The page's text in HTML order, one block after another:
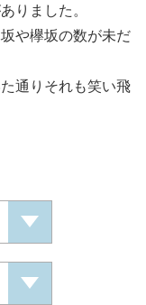
りました。
や欅坂の数が未だ
通りそれも笑い飛